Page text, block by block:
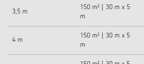
3,5 m
150 m² | 30 m x 5
m
4 m
150 m² | 30 m x 5
m